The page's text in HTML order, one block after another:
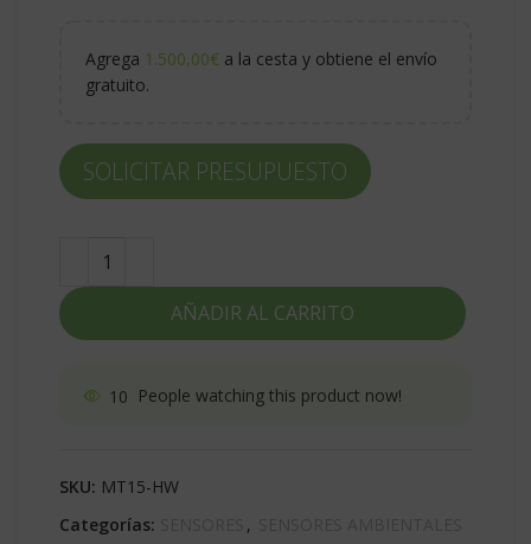
Agrega 1.500,00€ a la cesta y obtiene el envío
gratuito.
AÑADIR AL CARRITO
SOLICITAR PRESUPUESTO
10 People watching this product now!
SKU: MT15-HW
Categorías:
,